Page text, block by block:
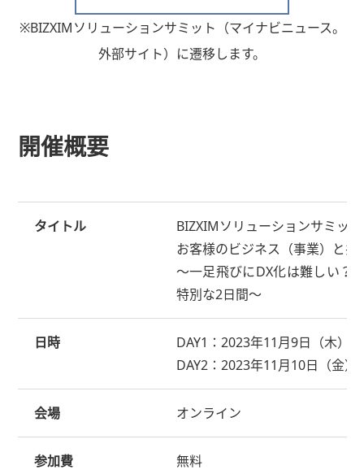
※BIZXIMソリューションサミット（マイナビニュース。
外部サイト）に遷移します。
開催概要
タイトル
BIZXIMソリューションサミット
お客様のビジネス（事業）と
～一足飛びにDX化は難しい？
特別な2日間～
日時
DAY1：2023年11月9日（木）
DAY2：2023年11月10日（金）
会場 オンライン
参加費
無料